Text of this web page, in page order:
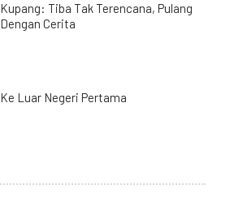
Kupang: Tiba Tak Terencana, Pulang
Dengan Cerita
Ke Luar Negeri Pertama